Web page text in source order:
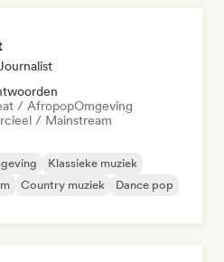
/ AfropopOmgeving
/ Mainstream
Klassieke muziek
Country muziek
Dance pop